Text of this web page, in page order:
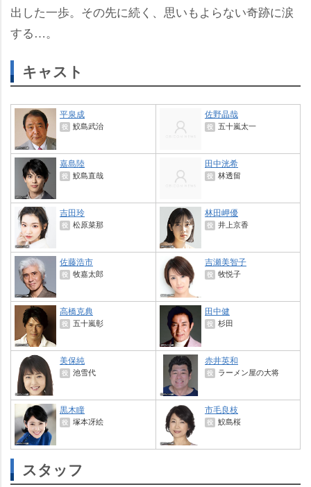
出した一歩。その先に続く、思いもよらない奇跡に涙
する…。
キャスト
平泉成
役 鮫島武治
佐野晶哉
役 五十嵐太一
嘉島陸
役 鮫島直哉
田中洸希
役 林透留
吉田玲
役 松原菜那
林田岬優
役 井上京香
佐藤浩市
役 牧嘉太郎
吉瀬美智子
役 牧悦子
高橋克典
役 五十嵐彰
田中健
役 杉田
美保純
役 池雪代
赤井英和
役 ラーメン屋の大将
黒木瞳
役 塚本冴絵
市毛良枝
役 鮫島桜
スタッフ